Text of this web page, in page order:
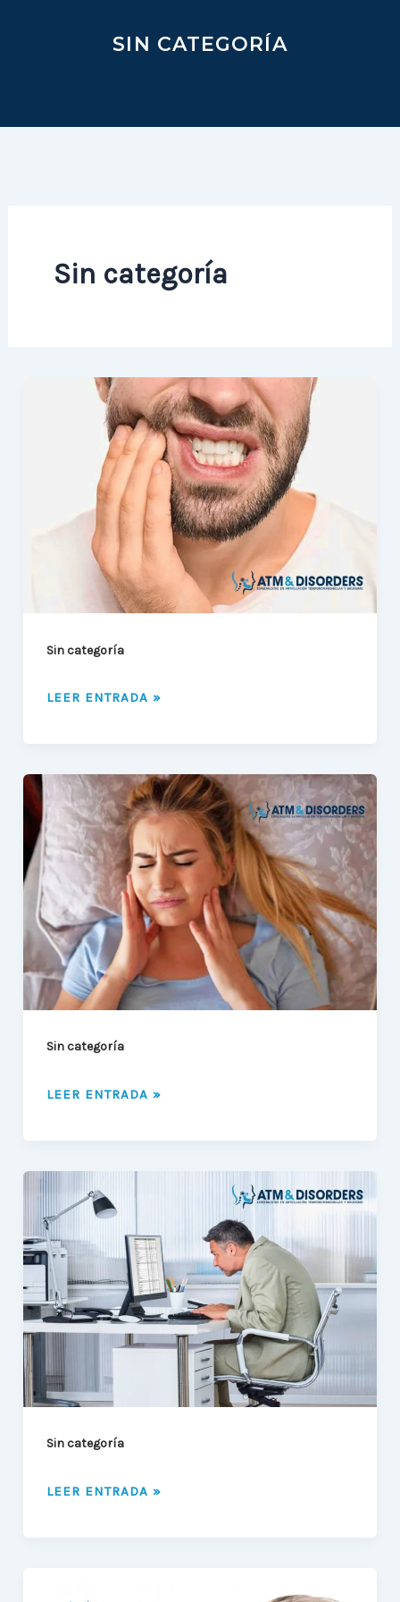
SIN CATEGORÍA
Sin categoría
Sin categoría
BRUXISMO?
LEER ENTRADA »
Sin categoría
RECOMENDACIONES
PARA
EL
DOLOR
DE
LA
MANDÍBULA
LEER ENTRADA »
Sin categoría
TEMPOROMANDIBULAR
Y
EL
DOLOR
CERVICAL
LEER ENTRADA »